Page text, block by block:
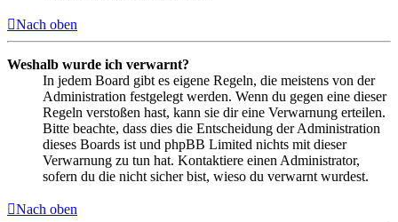
Nach oben
Weshalb wurde ich verwarnt?
In jedem Board gibt es eigene Regeln, die meistens von der
Administration festgelegt werden. Wenn du gegen eine dieser
Regeln verstoßen hast, kann sie dir eine Verwarnung erteilen.
Bitte beachte, dass dies die Entscheidung der Administration
dieses Boards ist und phpBB Limited nichts mit dieser
Verwarnung zu tun hat. Kontaktiere einen Administrator,
sofern du die nicht sicher bist, wieso du verwarnt wurdest.
Nach oben